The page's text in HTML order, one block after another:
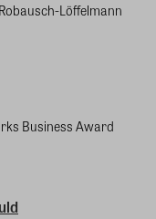
Löffelmann
Business Award